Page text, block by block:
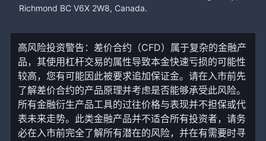
Richmond BC V6X 2W8, Canada.
高风险投资警告：差价合约（CFD）属于复杂的金融产
品，其使用杠杆交易的属性导致本金快速亏损的可能性
较高，您有可能因此被要求追加保证金。请在入市前先
了解差价合约的产品原理并考虑是否能够承受此风险。
所有金融衍生产品工具的过往价格与表现并不担保或代
表未来走势。此类金融产品并不适合所有投资者，请务
必在入市前完全了解所有潜在的风险，并在有需要时寻